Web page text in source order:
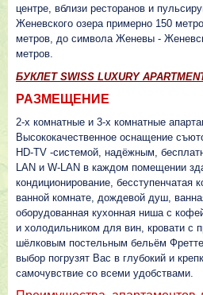
центре, вблизи ресторанов и
Женевского озера примерно 150
метров, до символа Женевы -
метров.
БУКЛЕТ SWISS LUXURY
РАЗМЕЩЕНИЕ
2-х комнатные и 3-х комнатные
Высококачественное оснащение
HD-TV -системой, надёжным,
LAN и W-LAN в каждом помещении
кондиционирование, бесступенчатая
ванной комнате, дождевой душ,
оборудованная кухонная ниша с
и холодильником для вин, кровати с
шёлковым постельным бельём
выбор погрузят Вас в глубокий и
самочувствие со всеми удобствами.